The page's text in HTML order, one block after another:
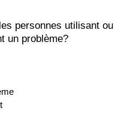
personnes utilisant ou
un problème?